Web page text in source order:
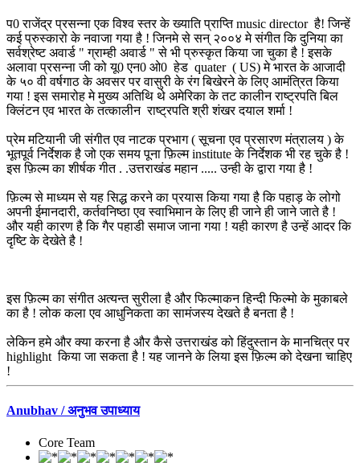
प0 राजेंद्र प्रसन्ना एक विश्व स्तर के ख्याति प्राप्ति music director है! जिन्हें
कई प्रुस्कारो के नवाजा गया है ! जिनमे से सन् २००४ मे संगीत कि दुनिया का
सर्वश्रेष्ट अवार्ड " ग्राम्ही अवार्ड " से भी प्रुस्कृत किया जा चुका है ! इसके
अलावा प्रसन्ना जी को यू0 एन0 ओ0 हेड quater ( US) मे भारत के आजादी
के ५० वी वर्षगाठ के अवसर पर वासुरी के रंग बिखेरने के लिए आमंत्रित किया
गया ! इस समारोह मे मुख्य अतिथि थे अमेरिका के तट कालीन राष्ट्रपति बिल
क्लिंटन एव भारत के तत्कालीन राष्ट्रपति श्री शंखर दयाल शर्मा !
प्रेम मटियानी जी संगीत एव नाटक प्रभाग ( सूचना एव प्रसारण मंत्रालय ) के
भूतपूर्व निर्देशक है जो एक समय पूना फ़िल्म institute के निर्देशक भी रह चुके है !
इस फ़िल्म का शीर्षक गीत . .उत्तराखंड महान ..... उन्ही के द्वारा गया है !
फ़िल्म से माध्यम से यह सिद्ध करने का प्रयास किया गया है कि पहाड़ के लोगो
अपनी ईमानदारी, कर्तवनिष्ठा एव स्वाभिमान के लिए ही जाने ही जाने जाते है !
और यही कारण है कि गैर पहाडी समाज जाना गया ! यही कारण है उन्हें आदर कि
दृष्टि के देखेते है !
इस फ़िल्म का संगीत अत्यन्त सुरीला है और फिल्माकन हिन्दी फिल्मो के मुकाबले
का है ! लोक कला एव आधुनिकता का सामंजस्य देखते है बनता है !
लेकिन हमे और क्या करना है और कैसे उत्तराखंड को हिंदुस्तान के मानचित्र पर
highlight किया जा सकता है ! यह जानने के लिया इस फ़िल्म को देखना चाहिए
!
Anubhav / अनुभव उपाध्याय
Core Team